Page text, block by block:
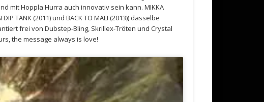
mit Hoppla Hurra auch innovativ sein kann. MIKKA
TANK (2011) und BACK TO MALI (2013)) dasselbe
frei von Dubstep-Bling, Skrillex-Tröten und Crystal
the message always is love!